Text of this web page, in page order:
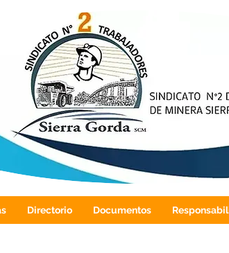
Directorio Documentos